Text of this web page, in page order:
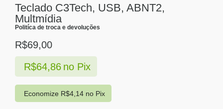
Teclado C3Tech, USB, ABNT2,
Multmídia
Politíca de troca e devoluções
R$69,00
R$64,86 no Pix
Economize R$4,14no Pix